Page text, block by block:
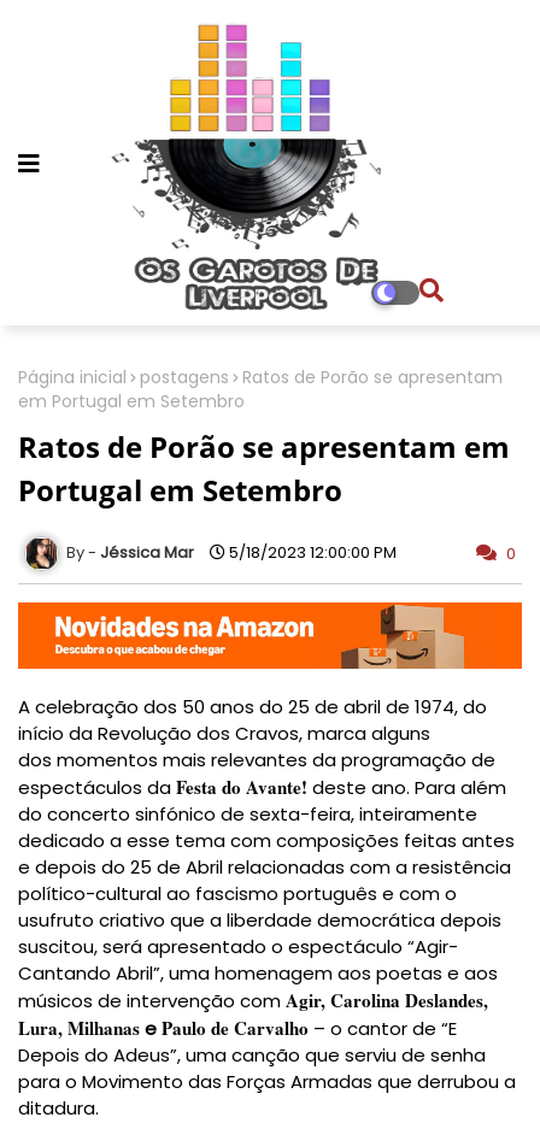
Página inicial postagens
Ratos de Porão se apresentam
em Portugal em Setembro
Ratos de Porão se apresentam em
Portugal em Setembro
Jéssica Mar 5/18/2023 12:00:00 PM 0
A celebração dos 50 anos do 25 de abril de 1974, do
início da Revolução dos Cravos, marca alguns
dos momentos mais relevantes da programação de
espectáculos daFesta do Avante! deste ano. Para além
do concerto sinfónico de sexta-feira, inteiramente
dedicado a esse tema com composições feitas antes
e depois do 25 de Abril relacionadas com a resistência
político-cultural ao fascismo português e com o
usufruto criativo que a liberdade democrática depois
suscitou, será apresentado o espectáculo “Agir-
Cantando Abril”, uma homenagem aos poetas e aos
músicos de intervenção comAgir, Carolina Deslandes,
Lura, MilhanasePaulo de Carvalho – o cantor de “E
Depois do Adeus”, umacanção que serviu de senha
para o Movimento das Forças Armadas que derrubou a
ditadura.